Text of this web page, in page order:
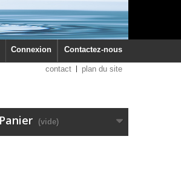
Contactez-nous
Connexion
contact plan du site
Panier (vide)